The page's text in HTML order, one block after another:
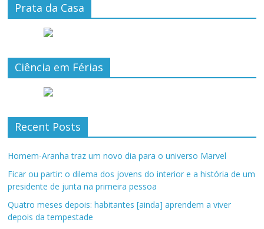
Prata da Casa
Ciência em Férias
Recent Posts
Homem-Aranha traz um novo dia para o universo Marvel
Ficar ou partir: o dilema dos jovens do interior e a história de um
presidente de junta na primeira pessoa
Quatro meses depois: habitantes [ainda] aprendem a viver
depois da tempestade